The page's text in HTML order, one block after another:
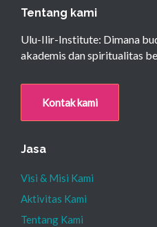
Tentang kami
Ulu-Ilir-Institute: Dimana
akademis dan spiritualitas
Kontak kami
Jasa
Visi & Misi Kami
Aktivitas Kami
Tentang Kami